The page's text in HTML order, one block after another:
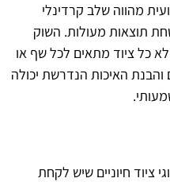
מהווה שלב קרדינלי
תוצאות מעולות. השוק
כל ציוד מתאים לכל שף או
האיכות הנדרשת יכולה
ציוד חיוניים שיש לקחת